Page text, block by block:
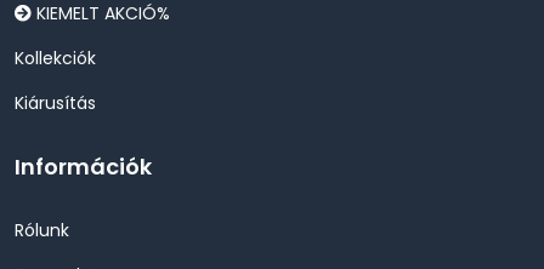
KIEMELT AKCIÓ%
Kollekciók
Kiárusítás
Információk
Rólunk